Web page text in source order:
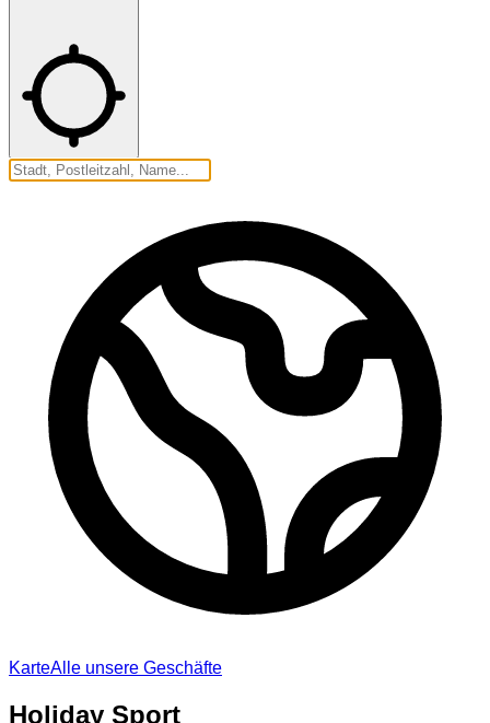
KarteAlle unsere Geschäfte
Holiday Sport